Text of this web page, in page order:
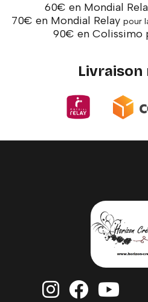
60€ en Mondial
70€ en Mondial Relay pour
90€ en Colissimo
Livraison
  